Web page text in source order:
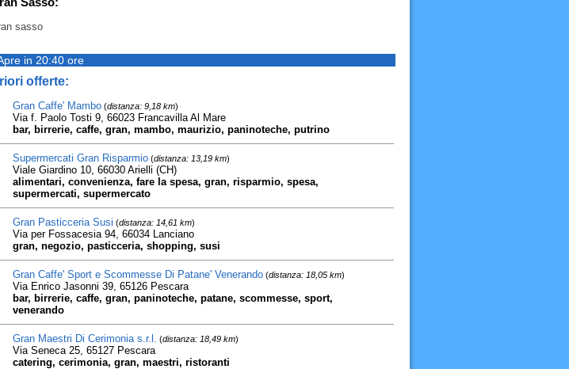
sasso
in 20:40 ore
offerte:
Gran Caffe' Mambo(distanza: 9,18 km)
Via f. Paolo Tosti 9, 66023 Francavilla Al Mare
bar, birrerie, caffe, gran, mambo, maurizio, paninoteche, putrino
Supermercati Gran Risparmio(distanza: 13,19 km)
Viale Giardino 10, 66030 Arielli (CH)
alimentari, convenienza, fare la spesa, gran, risparmio, spesa,
supermercati, supermercato
Gran Pasticceria Susi (distanza: 14,61 km)
Via per Fossacesia 94, 66034 Lanciano
gran, negozio, pasticceria, shopping, susi
Gran Caffe' Sport e Scommesse Di Patane' Venerando(distanza: 18,05 km)
Via Enrico Jasonni 39, 65126 Pescara
bar, birrerie, caffe, gran, paninoteche, patane, scommesse, sport,
venerando
Gran Maestri Di Cerimonia s.r.l. (distanza: 18,49 km)
Via Seneca 25, 65127 Pescara
catering, cerimonia, gran, maestri, ristoranti